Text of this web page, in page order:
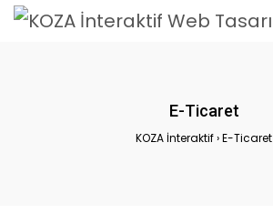
E-Ticaret
KOZA İnteraktif›E-Ticaret